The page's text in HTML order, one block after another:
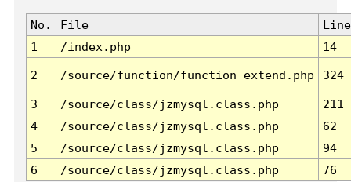
No. File
Line
1
/index.php 14
2 /source/function/function_extend.php 324
3 /source/class/jzmysql.class.php
211
4
/source/class/jzmysql.class.php
62
5
/source/class/jzmysql.class.php
94
6
/source/class/jzmysql.class.php 76